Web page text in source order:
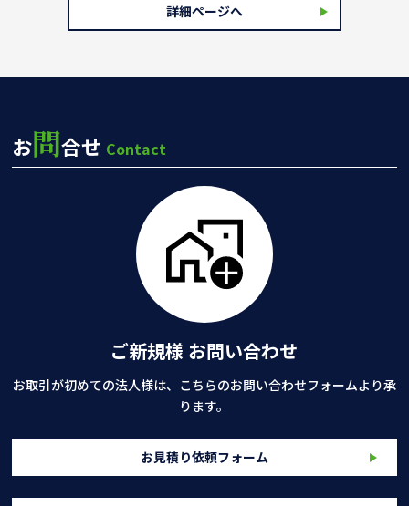
詳細ページへ
お問合せ Contact
ご新規様 お問い合わせ
お取引が初めての法人様は、こちらのお問い合わせフォームより承
ります。
お見積り依頼フォーム